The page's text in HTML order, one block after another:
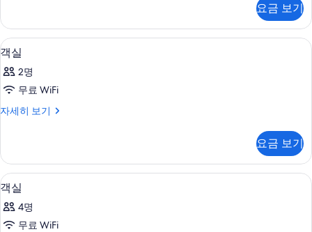
보
기
히
보
기
요금 보기
객
실
사
모
보
기
저자극성 침구, 무료 미니바 품목, 암
9
객실
2명
무료 WiFi
자세히 보기
객
히
보
기
요금 보기
객
실
사
저자극성 침구, 무료 미니바 품목, 암
4
객실
4명
무료 WiFi